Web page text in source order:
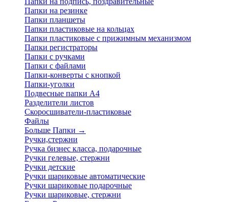
Папки на резинке
Папки планшеты
Папки пластиковые на кольцах
Папки пластиковые с прижимным механизмом
Папки регистраторы
Папки с ручками
Папки с файлами
Папки-конверты с кнопкой
Папки-уголки
Подвесные папки А4
Разделители листов
Скоросшиватели-пластиковые
Файлы
Больше Папки →
Ручки,стержни
Ручка бизнес класса, подарочные
Ручки гелевые, стержни
Ручки детские
Ручки шариковые автоматические
Ручки шариковые подарочные
Ручки шариковые, стержни